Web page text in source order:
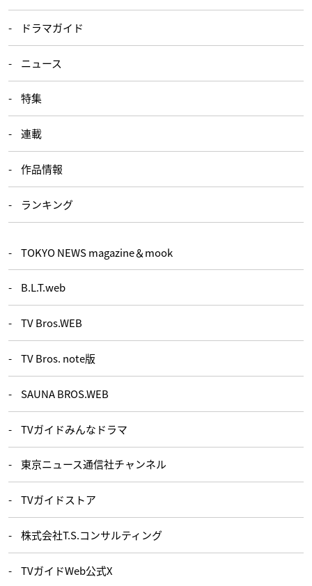
ドラマガイド
ニュース
特集
連載
作品情報
ランキング
TOKYO NEWS magazine＆mook
B.L.T.web
TV Bros.WEB
TV Bros. note版
SAUNA BROS.WEB
TVガイドみんなドラマ
東京ニュース通信社チャンネル
TVガイドストア
株式会社T.S.コンサルティング
TVガイドWeb公式X